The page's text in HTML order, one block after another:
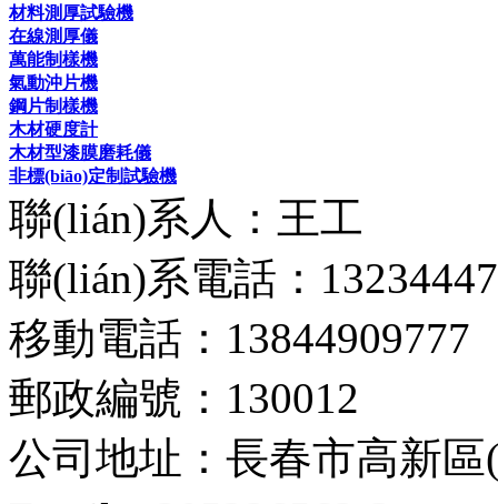
材料測厚試驗機
在線測厚儀
萬能制樣機
氣動沖片機
鋼片制樣機
木材硬度計
木材型漆膜磨耗儀
非標(biāo)定制試驗機
聯(lián)系人：王工
聯(lián)系電話：
移動電話：13844909777
郵政編號：130012
公司地址：長春市高新區